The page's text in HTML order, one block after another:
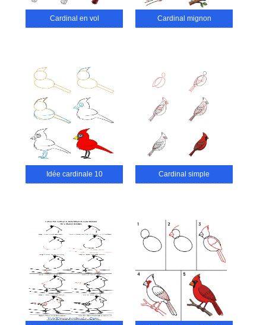
Cardinal en vol Cardinal mignon
Idée cardinale 10 Cardinal simple